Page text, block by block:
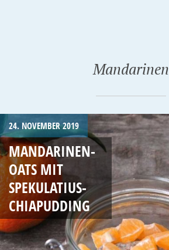
Mandarinen
24. NOVEMBER 2019
MANDARINEN-
OATS MIT
SPEKULATIUS-
CHIAPUDDING